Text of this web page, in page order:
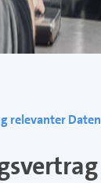
relevanter Daten